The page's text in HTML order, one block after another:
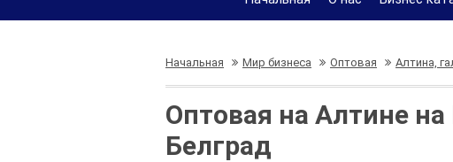
Начальная Мир бизнеса Оптовая Алтина,
Оптовая на Алтине
Белград